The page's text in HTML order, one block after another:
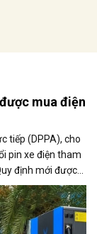
mua điện
tiếp (DPPA), cho
pin xe điện tham
định mới được
cầu ngày càng
thông.